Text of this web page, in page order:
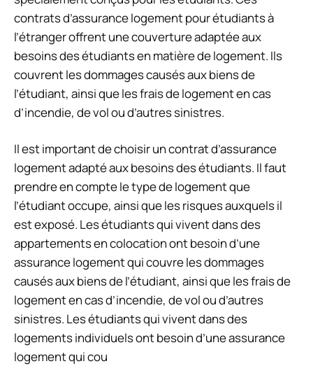
contrats d’assurance logement pour étudiants à
l’étranger offrent une couverture adaptée aux
besoins des étudiants en matière de logement. Ils
couvrent les dommages causés aux biens de
l’étudiant, ainsi que les frais de logement en cas
d’incendie, de vol ou d’autres sinistres.
Il est important de choisir un contrat d’assurance
logement adapté aux besoins des étudiants. Il faut
prendre en compte le type de logement que
l’étudiant occupe, ainsi que les risques auxquels il
est exposé. Les étudiants qui vivent dans des
appartements en colocation ont besoin d’une
assurance logement qui couvre les dommages
causés aux biens de l’étudiant, ainsi que les frais de
logement en cas d’incendie, de vol ou d’autres
sinistres. Les étudiants qui vivent dans des
logements individuels ont besoin d’une assurance
logement qui cou